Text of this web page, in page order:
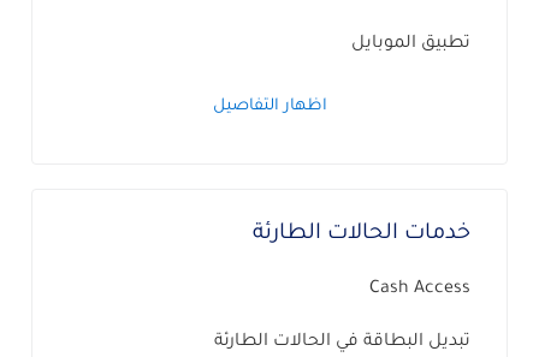
تطبيق الموبايل
اظهار التفاصيل
خدمات الحالات الطارئة
Cash Access
تبديل البطاقة في الحالات الطارئة